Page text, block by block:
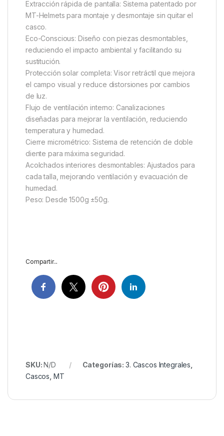
Extracción rápida de pantalla: Sistema patentado por
MT-Helmets para montaje y desmontaje sin quitar el
casco.
Eco-Conscious: Diseño con piezas desmontables,
reduciendo el impacto ambiental y facilitando su
sustitución.
Protección solar completa: Visor retráctil que mejora
el campo visual y reduce distorsiones por cambios
de luz.
Flujo de ventilación interno: Canalizaciones
diseñadas para mejorar la ventilación, reduciendo
temperatura y humedad.
Cierre micrométrico: Sistema de retención de doble
diente para máxima seguridad.
Acolchados interiores desmontables: Ajustados para
cada talla, mejorando ventilación y evacuación de
humedad.
Peso: Desde 1500g ±50g.
Compartir...
SKU:N/D Categorías: 3. Cascos Integrales
Cascos MT